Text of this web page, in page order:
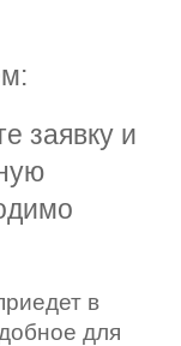
заявку и
в
для